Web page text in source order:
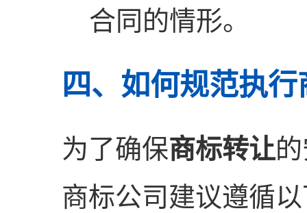
合同的情形。
四、如何规范执
为了确保商标转让
商标公司建议遵循